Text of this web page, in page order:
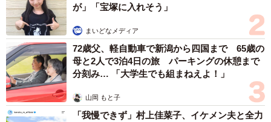
が」「宝塚に入れそう」
まいどなメディア
72歳父、軽自動車で新潟から四国まで 65歳の
母と2人で3泊4日の旅 パーキングの休憩まで
分刻み… 「大学生でも組まねえよ！」
山岡 もと子
「我慢できず」村上佳菜子、イケメン夫と全力